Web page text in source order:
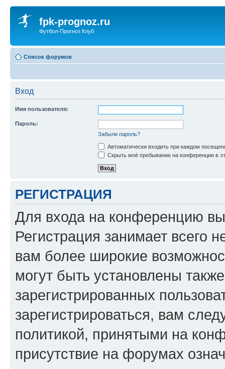
fpk-prognoz.ru
Футбол-Прогноз Клуб
Список форумов
Вход
Имя пользователя:
Пароль:
Забыли пароль?
Автоматически входить при каждом
Скрыть моё пребывание на конференции в
РЕГИСТРАЦИЯ
Для входа на конференцию
Регистрация занимает всего
вам более широкие
могут быть установлены
зарегистрированных
зарегистрироваться, вам
политикой, принятыми на
присутствие на форумах